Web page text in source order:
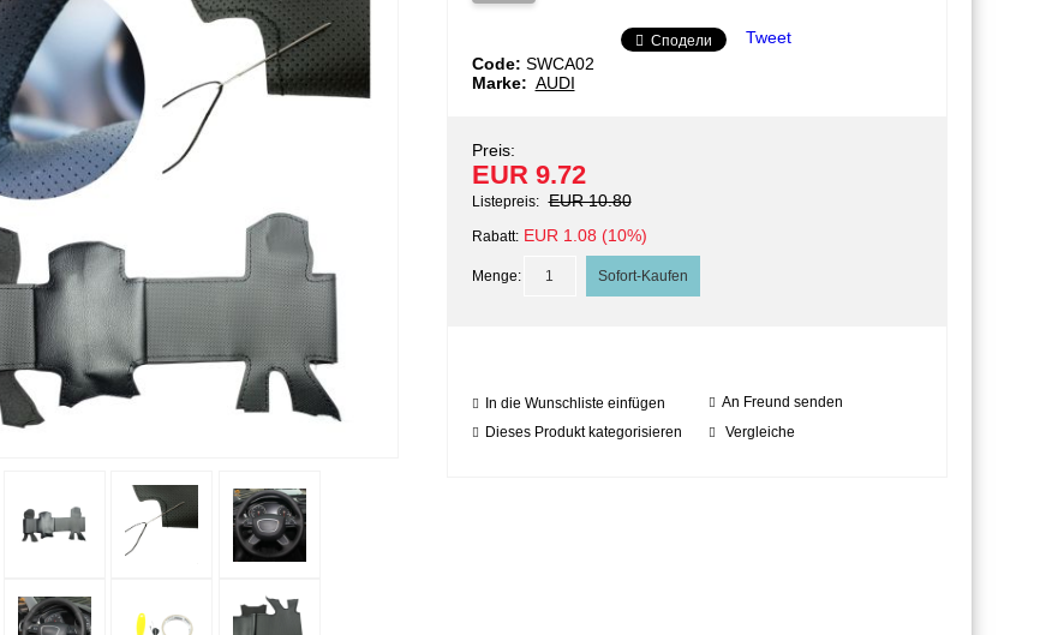
Сподели
Tweet
Code: SWCA02
Marke: AUDI
Preis:
EUR 9.72
Listepreis: EUR 10.80
Rabatt: EUR 1.08 (10%)
Menge:
In die Wunschliste einfügen
An Freund senden
Dieses Produkt kategorisieren
Vergleiche